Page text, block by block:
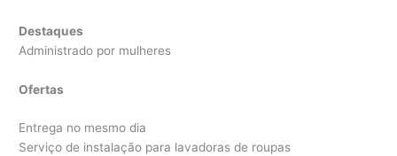
Destaques
Administrado por mulheres
Ofertas
Entrega no mesmo dia
Serviço de instalação para lavadoras de roupas